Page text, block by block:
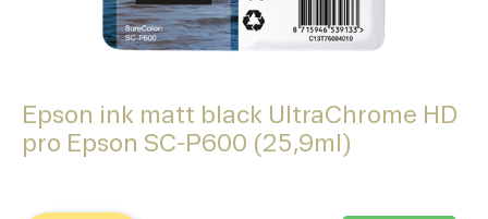
Epson ink matt black UltraChrome HD
pro Epson SC-P600 (25,9ml)